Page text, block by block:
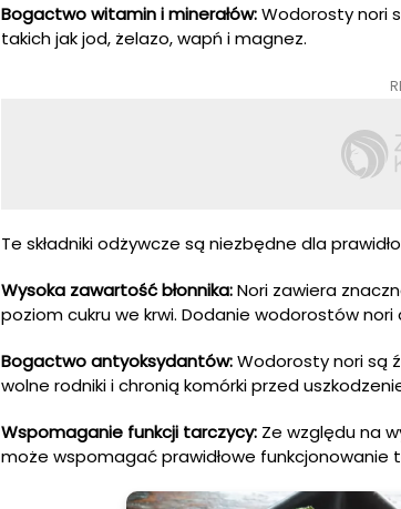
Bogactwo witamin i minerałów:Wodorosty nori
takich jak jod, żelazo, wapń i magnez.
Te składniki odżywcze są niezbędne dla
Wysoka zawartość błonnika:Nori zawiera
poziom cukru we krwi. Dodanie wodorostów
Bogactwo antyoksydantów:Wodorosty nori są
wolne rodniki i chronią komórki przed
Wspomaganie funkcji tarczycy: Ze względu na
może wspomagać prawidłowe funkcjonowanie